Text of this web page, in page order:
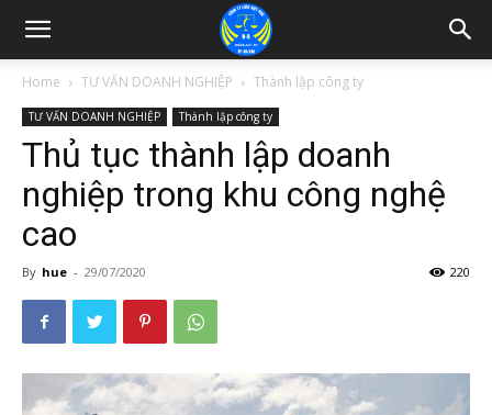
Home TƯ VẤN DOANH NGHIỆP Thành lập công ty
TƯ VẤN DOANH NGHIỆP Thành lập công ty
Thủ tục thành lập doanh
nghiệp trong khu công nghệ
cao
By hue - 29/07/2020 220